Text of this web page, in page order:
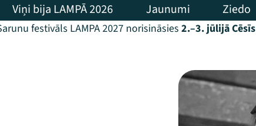
Viņi bija LAMPĀ 2026 Jaunumi Ziedo
festivāls LAMPA 2027 norisināsies 2.–3. jūlijā Cēsīs